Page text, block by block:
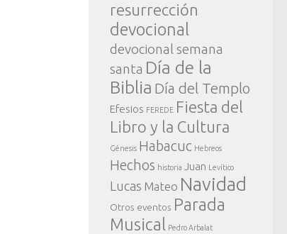
resurrección
devocional
devocional semana
santa Día de la
Biblia Día del Templo
Efesios FEREDE Fiesta del
Libro y la Cultura
Génesis Habacuc Hebreos
Hechos historia Juan Levítico
Lucas Mateo Navidad
Otros eventos Parada
Musical
Pedro Arbalat